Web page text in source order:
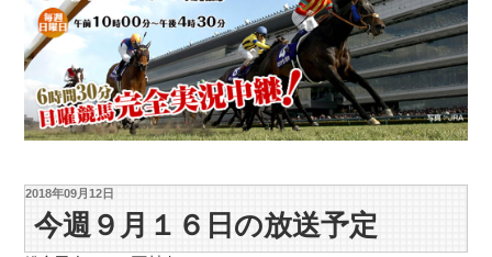
2018年09月12日
今週９月１６日の放送予定